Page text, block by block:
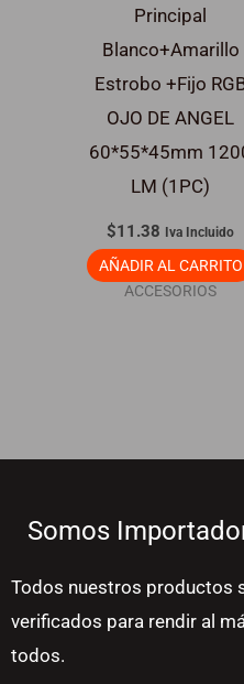
Principal
Blanco+Amarillo
Estrobo +Fijo
OJO DE ANGEL
60*55*45mm
LM (1PC)
$11.38 Iva Incluido
AÑADIR AL CARRITO
ACCESORIOS
Somos
Todos nuestros productos
verificados para rendir al
todos.